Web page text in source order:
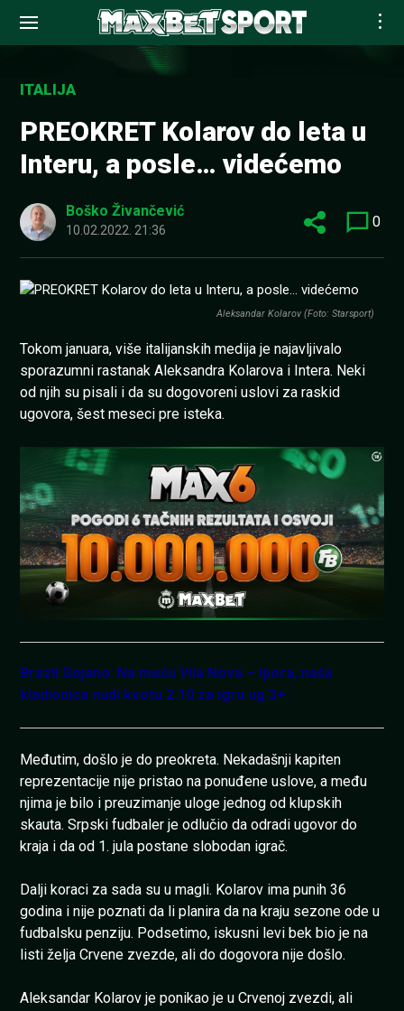
contentITALIJA
PREOKRET Kolarov do leta u
Interu, a posle… videćemo
Boško Živančević
10.02.2022. 21:36 0
Aleksandar Kolarov (Foto: Starsport)
Tokom januara, više italijanskih medija je najavljivalo
sporazumni rastanak Aleksandra Kolarova i Intera. Neki
od njih su pisali i da su dogovoreni uslovi za raskid
ugovora, šest meseci pre isteka.
Brazil Gojano: Na meču Vila Nova – Ipora, naša
kladionica nudi kvotu 2.10 za igru ug 3+.
Međutim, došlo je do preokreta. Nekadašnji kapiten
reprezentacije nije pristao na ponuđene uslove, a među
njima je bilo i preuzimanje uloge jednog od klupskih
skauta. Srpski fudbaler je odlučio da odradi ugovor do
kraja i da od 1. jula postane slobodan igrač.
Dalji koraci za sada su u magli. Kolarov ima punih 36
godina i nije poznati da li planira da na kraju sezone ode u
fudbalsku penziju. Podsetimo, iskusni levi bek bio je na
listi želja Crvene zvezde, ali do dogovora nije došlo.
Aleksandar Kolarov je ponikao je u Crvenoj zvezdi, ali